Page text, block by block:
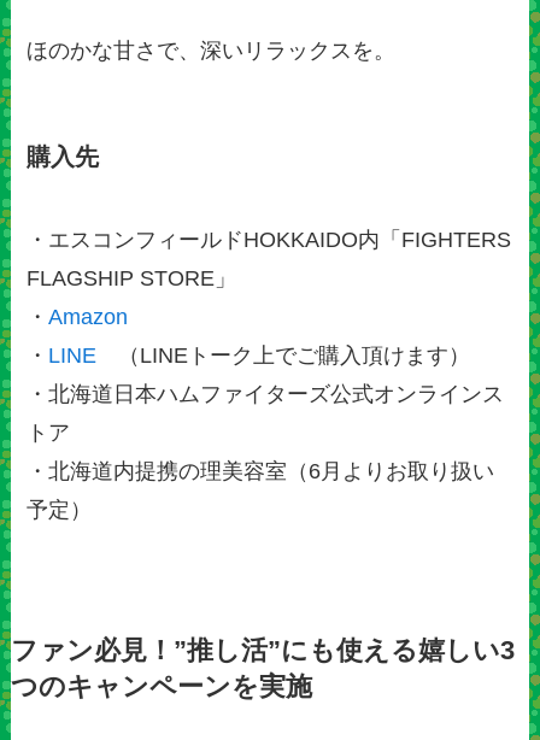
ほのかな甘さで、深いリラックスを。
購入先
・エスコンフィールドHOKKAIDO内「FIGHTERS
FLAGSHIP STORE」
・Amazon
・ LINE （LINEトーク上でご購入頂けます）
・北海道日本ハムファイターズ公式オンラインス
トア
・北海道内提携の理美容室（6月よりお取り扱い
予定）
ファン必見！”推し活”にも使える嬉しい3
つのキャンペーンを実施